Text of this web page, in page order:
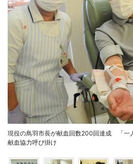
現役の鳥羽市長が献血回数200回達成 「一
献血協力呼び掛け